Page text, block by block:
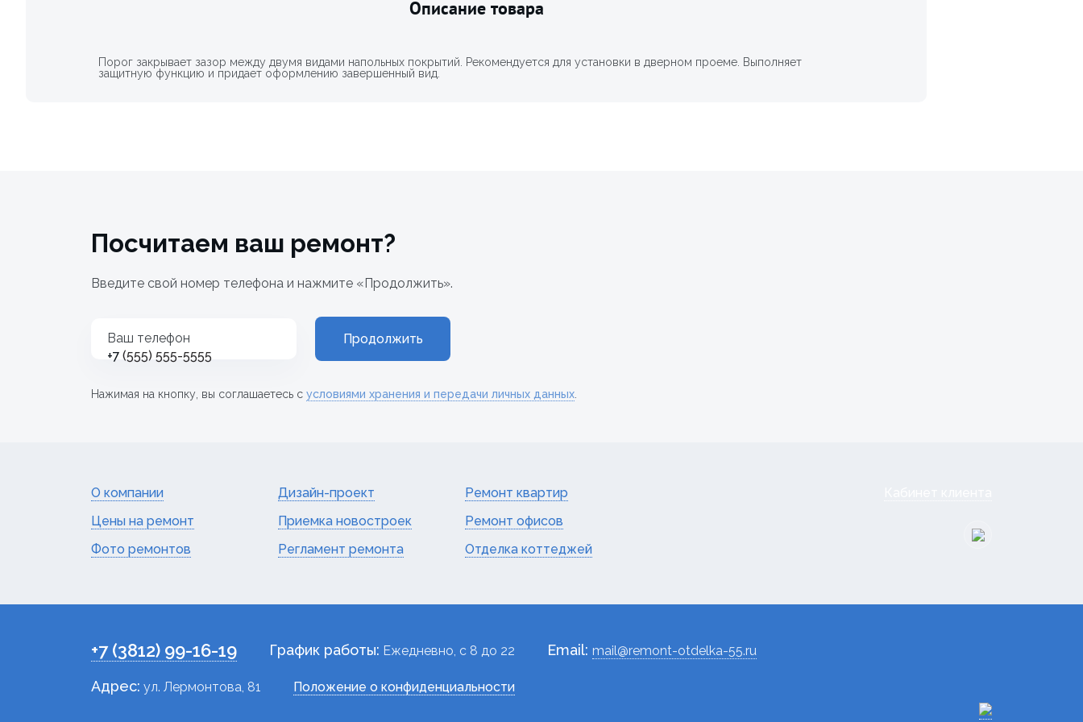
Описание товара
Порог закрывает зазор между двумя видами напольных покрытий. Рекомендуется для установки в дверном проеме. Выполняет
защитную функцию и придает оформлению завершенный вид.
Посчитаем ваш ремонт?
Введите свой номер телефона и нажмите «Продолжить».
Ваш телефон
+7
Продолжить
Нажимая на кнопку, вы соглашаетесь с условиями хранения и передачи личных данных
О компании
Цены на ремонт
Фото ремонтов
Дизайн-проект
Приемка новостроек
Регламент ремонта
Ремонт квартир
Ремонт офисов
Отделка коттеджей
+7 (3812) 99-16-19 График работы: Ежедневно, c 8 до 22 Email: mail@remont-otdelka-55.ru
Адрес: ул. Лермонтова, 81 Положение о конфиденциальности